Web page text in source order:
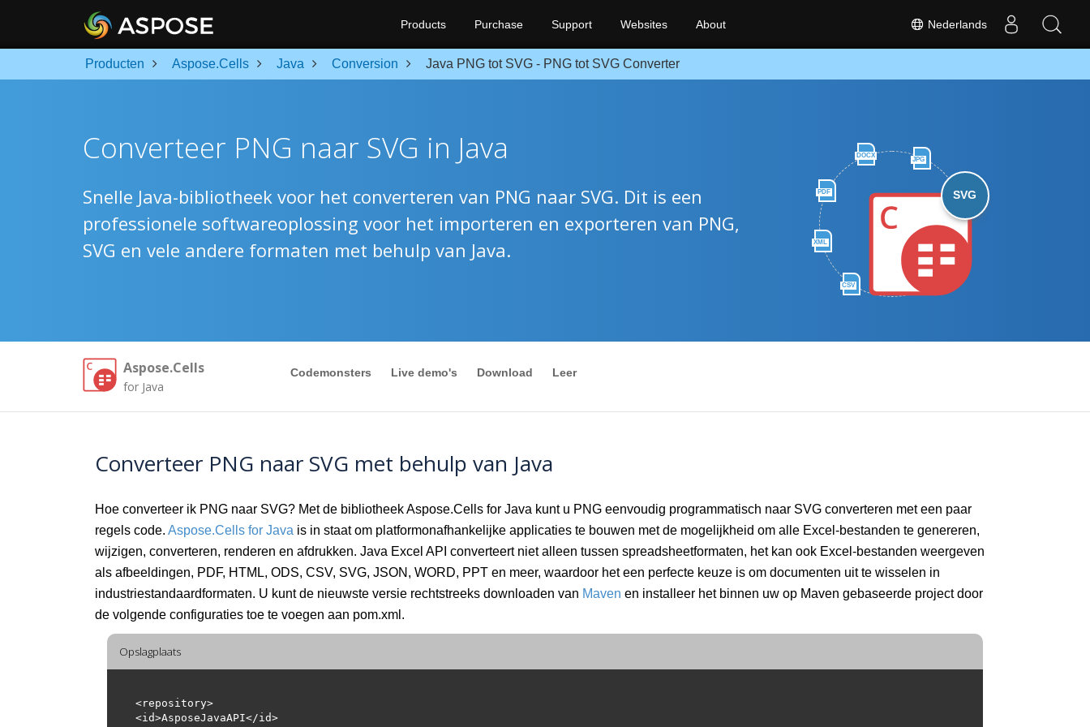
Nederlands
Products Purchase Support Websites About
Producten Aspose.Cells Java Conversion Java PNG tot SVG - PNG tot SVG Converter
DOCX
JPG
PDF
XML
CSV
SVG
Converteer PNG naar SVG in Java
Snelle Java-bibliotheek voor het converteren van PNG naar SVG. Dit is een
professionele softwareoplossing voor het importeren en exporteren van PNG,
SVG en vele andere formaten met behulp van Java.
Aspose.Cells
for Java
Codemonsters Live demo's Download Leer
Converteer PNG naar SVG met behulp van Java
Hoe converteer ik PNG naar SVG? Met de bibliotheek Aspose.Cells for Java kunt u PNG eenvoudig programmatisch naar SVG converteren met een paar
regels code. Aspose.Cells for Java is in staat om platformonafhankelijke applicaties te bouwen met de mogelijkheid om alle Excel-bestanden te genereren,
wijzigen, converteren, renderen en afdrukken. Java Excel API converteert niet alleen tussen spreadsheetformaten, het kan ook Excel-bestanden weergeven
als afbeeldingen, PDF, HTML, ODS, CSV, SVG, JSON, WORD, PPT en meer, waardoor het een perfecte keuze is om documenten uit te wisselen in
industriestandaardformaten. U kunt de nieuwste versie rechtstreeks downloaden van Maven en installeer het binnen uw op Maven gebaseerde project door
de volgende configuraties toe te voegen aan pom.xml.
Opslagplaats